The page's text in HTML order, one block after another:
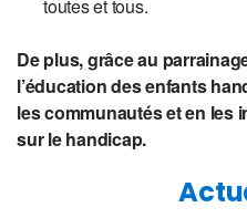
toutes et tous.
De plus, grâce au
l’éducation des enfants
les communautés et en les
sur le handicap.